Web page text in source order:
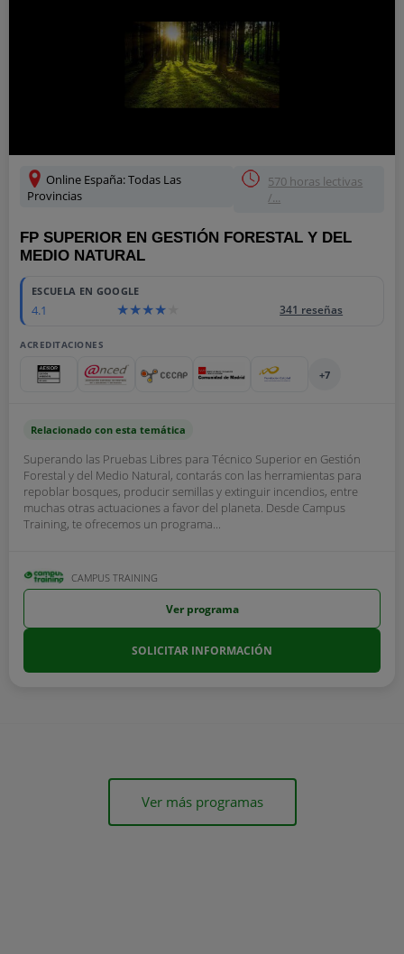
Online España: Todas Las
Provincias
570 horas lectivas
/...
FP SUPERIOR EN GESTIÓN FORESTAL Y DEL
MEDIO NATURAL
ESCUELA EN GOOGLE
4.1 341 reseñas
ACREDITACIONES
+7
Relacionado con esta temática
Superando las Pruebas Libres para Técnico Superior en Gestión
Forestal y del Medio Natural, contarás con las herramientas para
repoblar bosques, producir semillas y extinguir incendios, entre
muchas otras actuaciones a favor del planeta. Desde Campus
Training, te ofrecemos un programa...
CAMPUS TRAINING
Ver programa
SOLICITAR INFORMACIÓN
Ver más programas